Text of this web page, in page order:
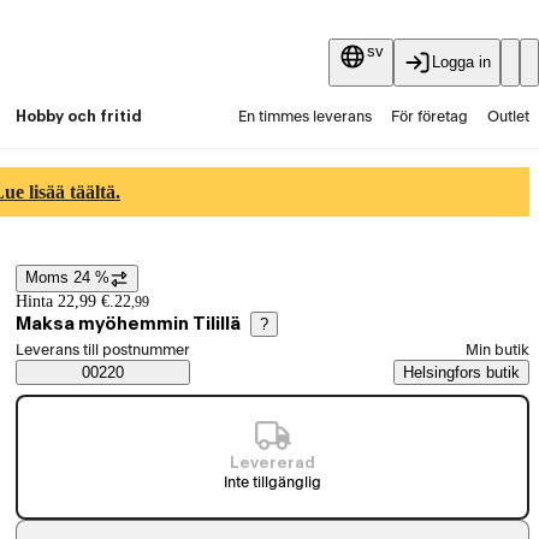
sv
Logga in
Hobby och fritid En timmes leverans För företag Outlet
lisää täältä.
Prisinformation
Moms 24 %
Hinta 22,99 €. 22,99
Maksa myöhemmin Tilillä ?
Saatavuustiedot
Välj beställningssätt
Leverans till postnummer
00220
Min butik
Helsingfors butik
Levererad
Inte tillgänglig